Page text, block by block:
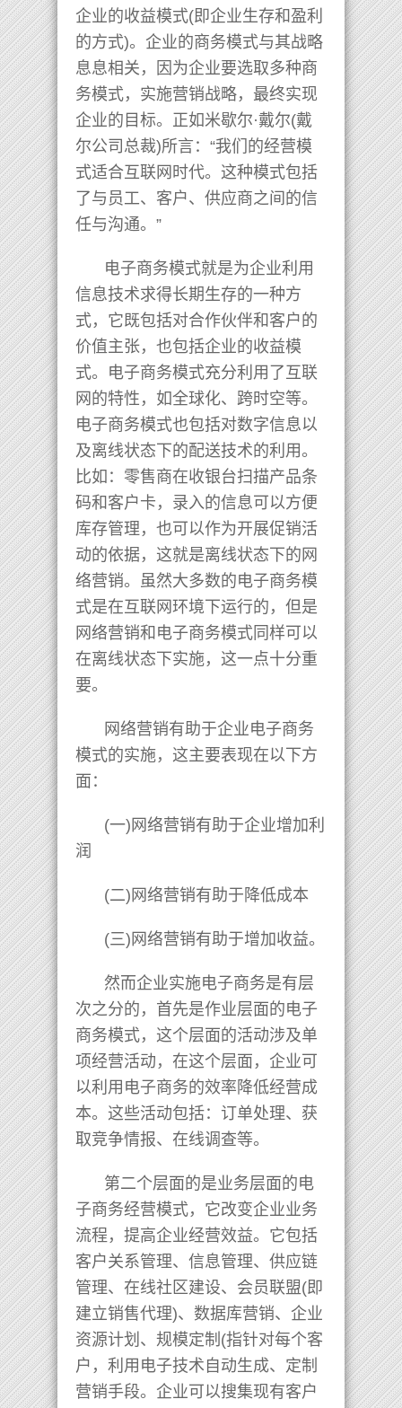
企业的收益模式(即企业生存和盈利
的方式)。企业的商务模式与其战略
息息相关，因为企业要选取多种商
务模式，实施营销战略，最终实现
企业的目标。正如米歇尔·戴尔(戴
尔公司总裁)所言：“我们的经营模
式适合互联网时代。这种模式包括
了与员工、客户、供应商之间的信
任与沟通。”
电子商务模式就是为企业利用
信息技术求得长期生存的一种方
式，它既包括对合作伙伴和客户的
价值主张，也包括企业的收益模
式。电子商务模式充分利用了互联
网的特性，如全球化、跨时空等。
电子商务模式也包括对数字信息以
及离线状态下的配送技术的利用。
比如：零售商在收银台扫描产品条
码和客户卡，录入的信息可以方便
库存管理，也可以作为开展促销活
动的依据，这就是离线状态下的网
络营销。虽然大多数的电子商务模
式是在互联网环境下运行的，但是
网络营销和电子商务模式同样可以
在离线状态下实施，这一点十分重
要。
网络营销有助于企业电子商务
模式的实施，这主要表现在以下方
面：
(一)网络营销有助于企业增加利
润
(二)网络营销有助于降低成本
(三)网络营销有助于增加收益。
然而企业实施电子商务是有层
次之分的，首先是作业层面的电子
商务模式，这个层面的活动涉及单
项经营活动，在这个层面，企业可
以利用电子商务的效率降低经营成
本。这些活动包括：订单处理、获
取竞争情报、在线调查等。
第二个层面的是业务层面的电
子商务经营模式，它改变企业业务
流程，提高企业经营效益。它包括
客户关系管理、信息管理、供应链
管理、在线社区建设、会员联盟(即
建立销售代理)、数据库营销、企业
资源计划、规模定制(指针对每个客
户，利用电子技术自动生成、定制
营销手段。企业可以搜集现有客户